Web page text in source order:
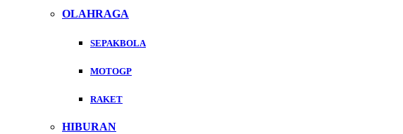
OLAHRAGA
SEPAKBOLA
MOTOGP
RAKET
HIBURAN